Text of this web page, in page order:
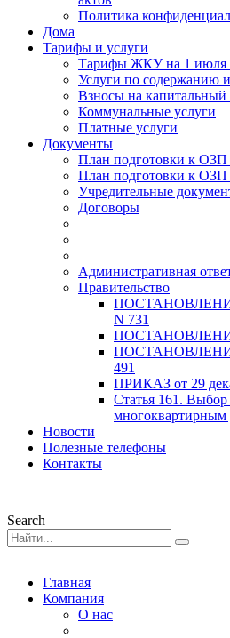
Политика
Дома
Тарифы и услуги
Тарифы ЖКУ на 1 июля
Услуги по содержанию
Взносы на капитальный
Коммунальные услуги
Платные услуги
Документы
План подготовки к ОЗП
План подготовки к ОЗП
Учредительные
Договоры
Административная
Правительство
ПОСТАНОВЛЕНИЕ
N 731
ПОСТАНОВЛЕНИЕ
ПОСТАНОВЛЕНИЕ
491
ПРИКАЗ от 29
Статья 161. Выбор
Новости
Полезные телефоны
Контакты
Search
Главная
Компания
О нас